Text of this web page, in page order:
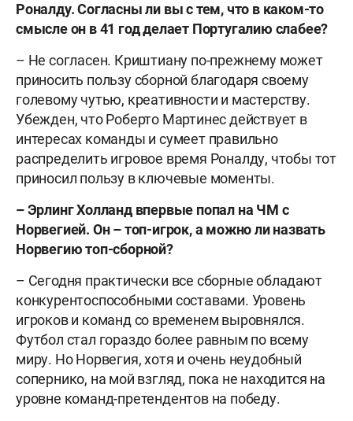
Роналду. Согласны ли вы с тем, что в каком-то
смысле он в 41 год делает Португалию слабее?
– Не согласен. Криштиану по-прежнему может
приносить пользу сборной благодаря своему
голевому чутью, креативности и мастерству.
Убежден, что Роберто Мартинес действует в
интересах команды и сумеет правильно
распределить игровое время Роналду, чтобы тот
приносил пользу в ключевые моменты.
– Эрлинг Холланд впервые попал на ЧМ с
Норвегией. Он – топ-игрок, а можно ли назвать
Норвегию топ-сборной?
– Сегодня практически все сборные обладают
конкурентоспособными составами. Уровень
игроков и команд со временем выровнялся.
Футбол стал гораздо более равным по всему
миру. Но Норвегия, хотя и очень неудобный
сопернико, на мой взгляд, пока не находится на
уровне команд-претендентов на победу.